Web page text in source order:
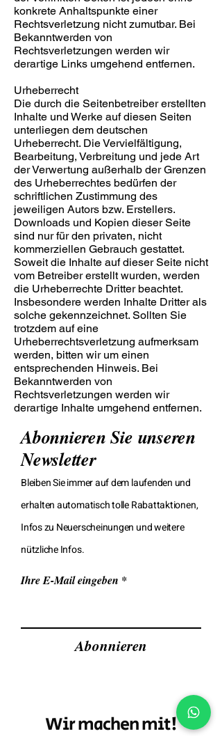
konkrete Anhaltspunkte einer
Rechtsverletzung nicht zumutbar. Bei
Bekanntwerden von
Rechtsverletzungen werden wir
derartige Links umgehend entfernen.
Urheberrecht
Die durch die Seitenbetreiber erstellten
Inhalte und Werke auf diesen Seiten
unterliegen dem deutschen
Urheberrecht. Die Vervielfältigung,
Bearbeitung, Verbreitung und jede Art
der Verwertung außerhalb der Grenzen
des Urheberrechtes bedürfen der
schriftlichen Zustimmung des
jeweiligen Autors bzw. Erstellers.
Downloads und Kopien dieser Seite
sind nur für den privaten, nicht
kommerziellen Gebrauch gestattet.
Soweit die Inhalte auf dieser Seite nicht
vom Betreiber erstellt wurden, werden
die Urheberrechte Dritter beachtet.
Insbesondere werden Inhalte Dritter als
solche gekennzeichnet. Sollten Sie
trotzdem auf eine
Urheberrechtsverletzung aufmerksam
werden, bitten wir um einen
entsprechenden Hinweis. Bei
Bekanntwerden von
Rechtsverletzungen werden wir
derartige Inhalte umgehend entfernen.
Abonnieren Sie unseren
Newsletter
Bleiben Sie immer auf dem laufenden und
erhalten automatisch tolle Rabattaktionen,
Infos zu Neuerscheinungen und weitere
nützliche Infos.
Ihre E-Mail eingeben
Abonnieren
Wir machen mit!